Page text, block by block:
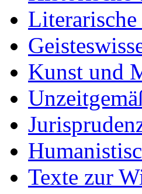
Kunst und
Texte zur